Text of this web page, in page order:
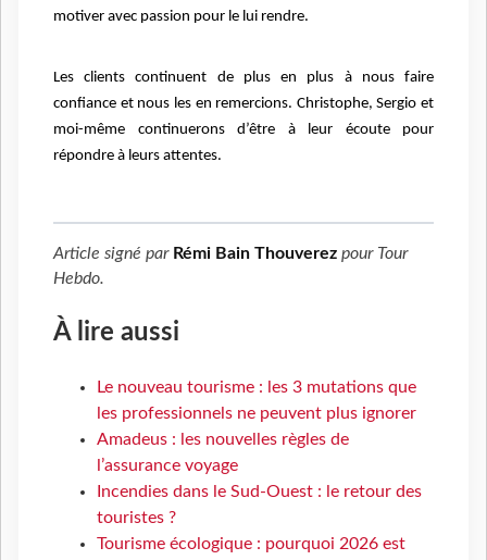
motiver avec passion pour le lui rendre.
Les clients continuent de plus en plus à nous faire
confiance et nous les en remercions. Christophe, Sergio et
moi-même continuerons d’être à leur écoute pour
répondre à leurs attentes.
Article signé par Rémi Bain Thouverez pour Tour
Hebdo.
À lire aussi
Le nouveau tourisme : les 3 mutations que
les professionnels ne peuvent plus ignorer
Amadeus : les nouvelles règles de
l’assurance voyage
Incendies dans le Sud-Ouest : le retour des
touristes ?
Tourisme écologique : pourquoi 2026 est